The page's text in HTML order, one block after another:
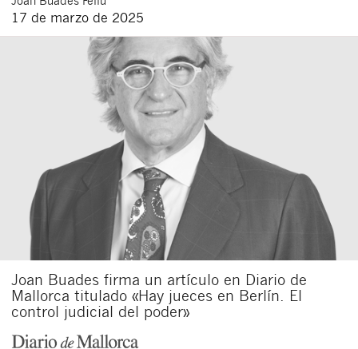
17 de marzo de 2025
Joan Buades firma un artículo en Diario de
Mallorca titulado «Hay jueces en Berlín. El
control judicial del poder»